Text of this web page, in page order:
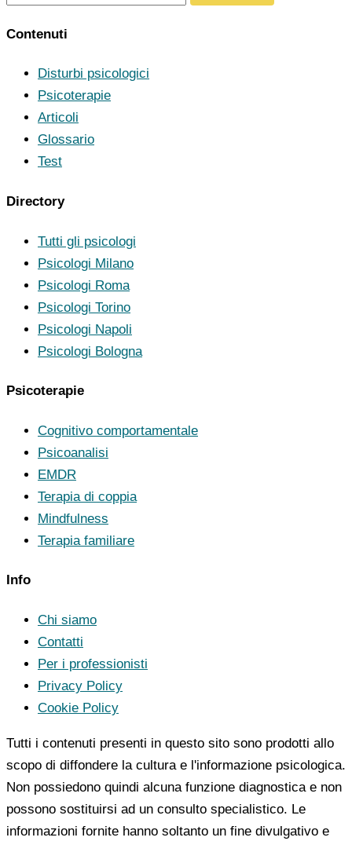
Contenuti
Disturbi psicologici
Psicoterapie
Articoli
Glossario
Test
Directory
Tutti gli psicologi
Psicologi Milano
Psicologi Roma
Psicologi Torino
Psicologi Napoli
Psicologi Bologna
Psicoterapie
Cognitivo comportamentale
Psicoanalisi
EMDR
Terapia di coppia
Mindfulness
Terapia familiare
Info
Chi siamo
Contatti
Per i professionisti
Privacy Policy
Cookie Policy
Tutti i contenuti presenti in questo sito sono prodotti allo
scopo di diffondere la cultura e l'informazione psicologica.
Non possiedono quindi alcuna funzione diagnostica e non
possono sostituirsi ad un consulto specialistico. Le
informazioni fornite hanno soltanto un fine divulgativo e